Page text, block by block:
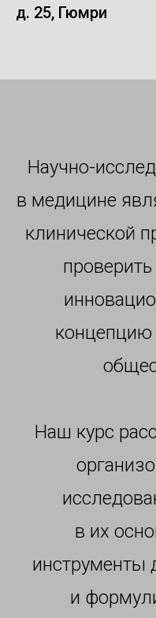
д. 25, Гюмри
Научно-
в медицине
клинической
концепцию
Наш курс
в их
инструменты
и